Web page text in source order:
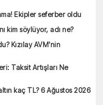
Ekipler seferber oldu
kim söylüyor, adı ne?
Kızılay AVM'nin
Taksit Artışları Ne
kaç TL? 6 Ağustos 2026